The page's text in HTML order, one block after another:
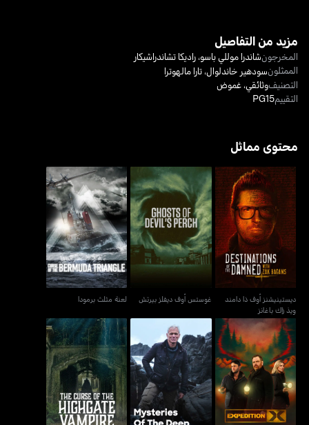
مزيد من التفاصيل
المخرجونشاندرا موللي باسو،راديكا تشاندراشيكار
الممثلونسودهير خاندلوال،تارا مالهوترا
التصنيفوثائقي،غموض
التقييمPG15
محتوى مماثل
ديستينيشنز أوف ذا دامند
ويذ زاك باغانز
ديستينيشنز أوف ذا دامند
ويذ زاك باغانز
غوستس أوف ديفلز بيرتش
غوستس أوف ديفلز بيرتش
لعنة مثلث برمودا
لعنة مثلث برمودا
إكسبيديشن إكس: ويلكوم تو
ذا ريل ديري
ميستيريز أوف ذا ديب
ذا كيرس أوف ذا هايغيت
فامباير